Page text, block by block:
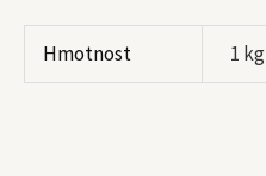
Hmotnost 1 kg